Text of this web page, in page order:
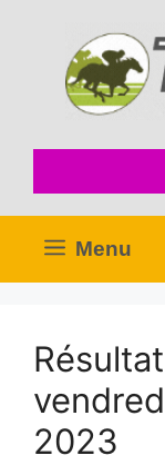
contenu
Menu
2023